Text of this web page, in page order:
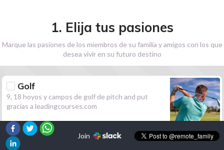
1. Elija tus pasiones
Marque las pasiones de los miembros de su familia y amigos con los que
desea vivir en su futuro destino
Golf
9, 18 hoyos y campos de golf de pitch and put
gracias a leadingcourses.com
Senderismo
Join